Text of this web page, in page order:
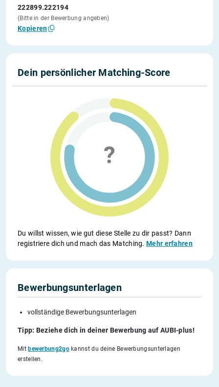
222899.222194
(Bitte in der Bewerbung angeben)
Kopieren
Dein persönlicher Matching-Score
Du willst wissen, wie gut diese Stelle zu dir passt? Dann
registriere dich und mach das Matching.Mehr erfahren
Bewerbungsunterlagen
vollständige Bewerbungsunterlagen
Tipp: Beziehe dich in deiner Bewerbung auf AUBI-plus!
Mitbewerbung2gokannst du deine Bewerbungsunterlagen
erstellen.